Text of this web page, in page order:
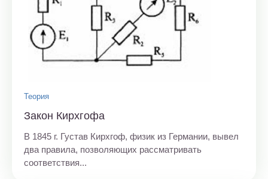
Теория
Закон Кирхгофа
В 1845 г. Густав Кирхгоф, физик из Германии, вывел
два правила, позволяющих рассматривать
соответствия...